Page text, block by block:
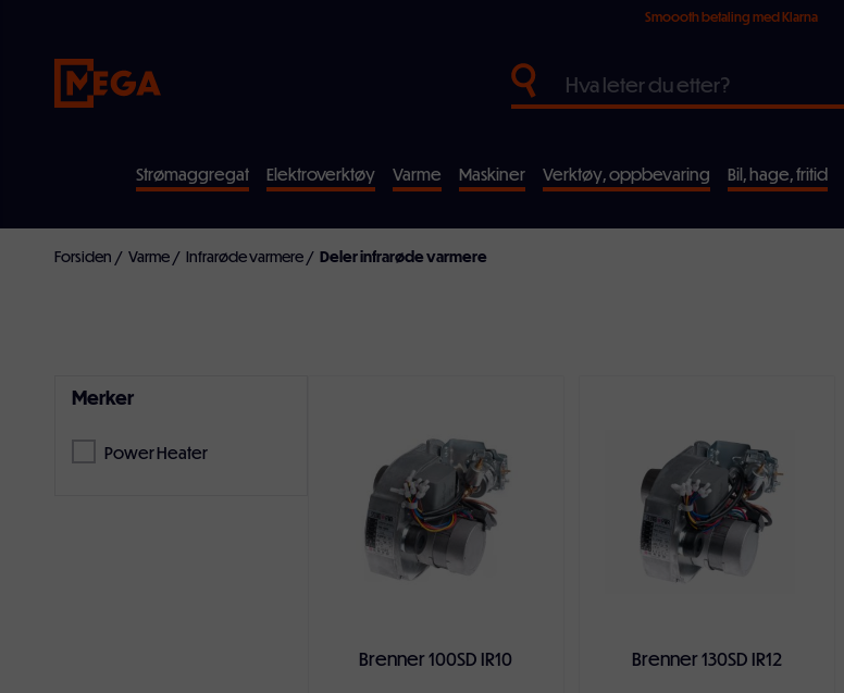
Smoooth betaling med Klarna
Strømaggregat Elektroverktøy Varme Maskiner Verktøy, oppbevaring Bil, hage, fritid
Forsiden / Varme / Infrarøde varmere / Deler infrarøde varmere
Merker
Power Heater
Brenner 100SD IR10 Brenner 130SD IR12